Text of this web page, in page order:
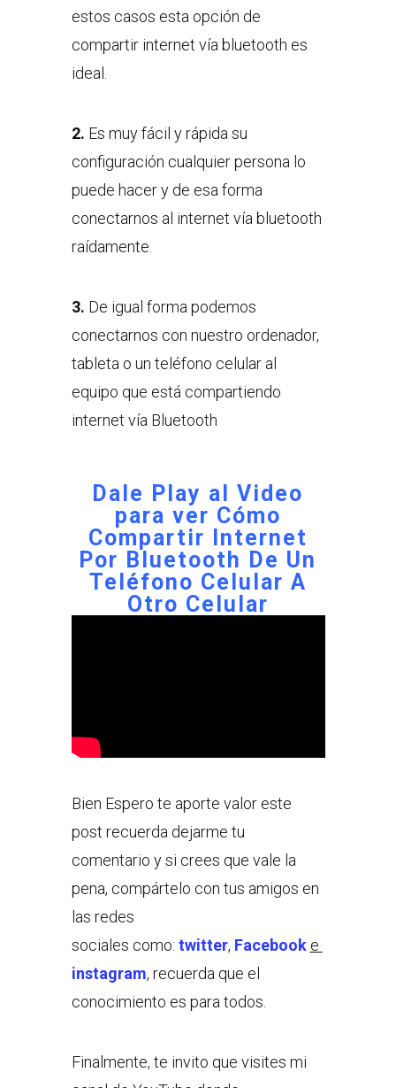
estos casos esta opción de
compartir internet vía bluetooth es
ideal.
2. Es muy fácil y rápida su
configuración cualquier persona lo
puede hacer y de esa forma
conectarnos al internet vía bluetooth
raídamente.
3. De igual forma podemos
conectarnos con nuestro ordenador,
tableta o un teléfono celular al
equipo que está compartiendo
internet vía Bluetooth
Dale Play al Video
para ver Cómo
Compartir Internet
Por Bluetooth De Un
Teléfono Celular A
Otro Celular
Bien Espero te aporte valor este
post recuerda dejarme tu
comentario y si crees que vale la
pena, compártelo con tus amigos en
las redes
sociales como: twitter, Facebook e
instagram, recuerda que el
conocimiento es para todos.
Finalmente, te invito que visites mi